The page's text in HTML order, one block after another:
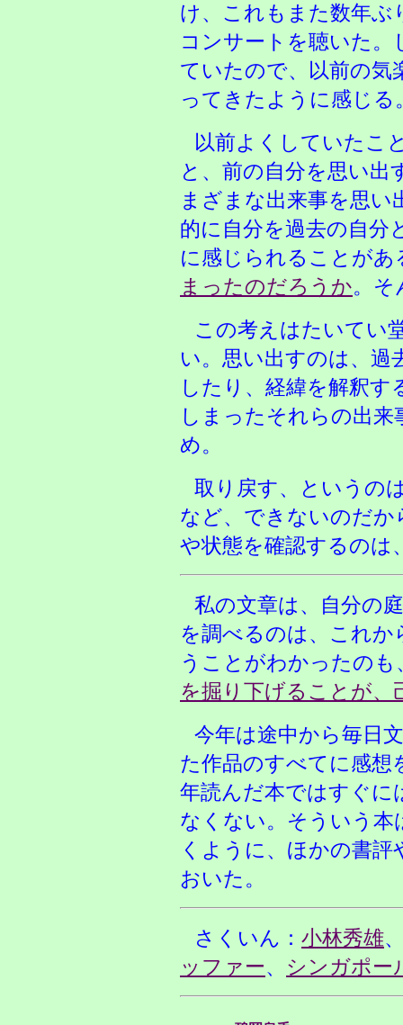
け、これもまた数年
コンサートを聴いた
ていたので、以前の気
ってきたように感じる
以前よくしていたこ
と、前の自分を思い出
まざまな出来事を思い
的に自分を過去の自分
に感じられることがあ
まったのだろうか。そ
この考えはたいてい
い。思い出すのは、過
したり、経緯を解釈
しまったそれらの出
め。
取り戻す、というの
など、できないのだか
や状態を確認するのは
私の文章は、自分の
を調べるのは、これ
うことがわかったの
を掘り下げることが
今年は途中から毎日
た作品のすべてに感想
年読んだ本ではすぐに
なくない。そういう本
くように、ほかの書
おいた。
さくいん： 小林秀雄
ッファー、 シンガポー